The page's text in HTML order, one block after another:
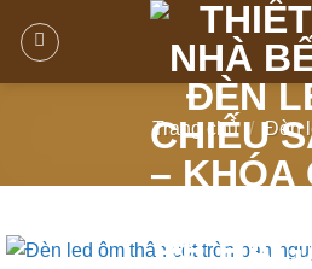
Trang chủ / Đèn